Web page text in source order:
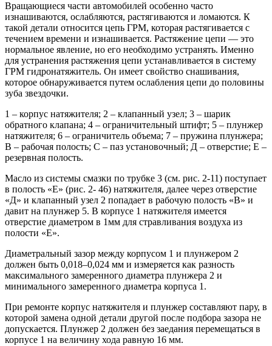
Вращающиеся части автомобилей особенно часто
изнашиваются, ослабляются, растягиваются и ломаются. К
такой детали относится цепь ГРМ, которая растягивается с
течением времени и изнашивается. Растяжение цепи — это
нормальное явление, но его необходимо устранять. Именно
для устранения растяжения цепи устанавливается в систему
ГРМ гидронатяжитель. Он имеет свойство снашивания,
которое обнаруживается путем ослабления цепи до половины
зуба звездочки.
1 – корпус натяжителя; 2 – клапанный узел; 3 – шарик
обратного клапана; 4 – ограничительный штифт; 5 – плунжер
натяжителя; 6 – ограничитель объема; 7 – пружина плунжера;
В – рабочая полость; С – паз установочный; Д – отверстие; Е –
резервная полость.
Масло из системы смазки по трубке 3 (см. рис. 2-11) поступает
в полость «Е» (рис. 2- 46) натяжителя, далее через отверстие
«Д» и клапанный узел 2 попадает в рабочую полость «В» и
давит на плунжер 5. В корпусе 1 натяжителя имеется
отверстие диаметром в 1мм для стравливания воздуха из
полости «Е».
Диаметральный зазор между корпусом 1 и плунжером 2
должен быть 0,018–0,024 мм и измеряется как разность
максимального замеренного диаметра плунжера 2 и
минимального замеренного диаметра корпуса 1.
При ремонте корпус натяжителя и плунжер составляют пару, в
которой замена одной детали другой после подбора зазора не
допускается. Плунжер 2 должен без заедания перемещаться в
корпусе 1 на величину хода равную 16 мм.